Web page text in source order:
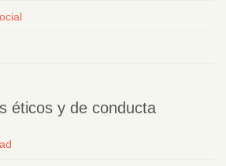
éticos y de conducta